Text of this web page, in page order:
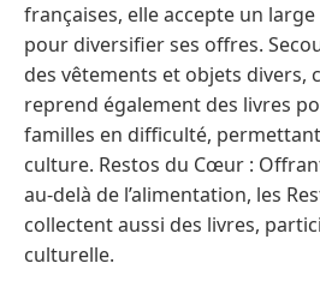
françaises, elle accepte un
pour diversifier ses offres.
des vêtements et objets divers,
reprend également des livres
familles en difficulté,
culture. Restos du Cœur :
au-delà de l’alimentation, les
collectent aussi des livres,
culturelle.